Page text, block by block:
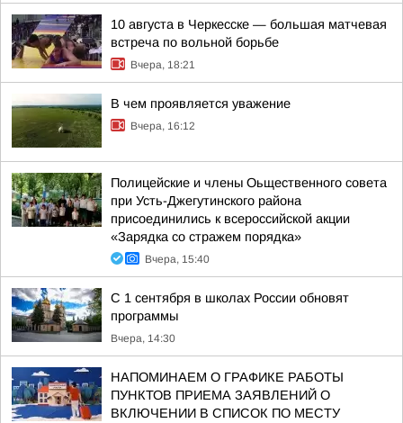
10 августа в Черкесске — большая матчевая
встреча по вольной борьбе
Вчера, 18:21
В чем проявляется уважение
Вчера, 16:12
Полицейские и члены Оьщественного совета
при Усть-Джегутинского района
присоединились к всероссийской акции
«Зарядка со стражем порядка»
Вчера, 15:40
С 1 сентября в школах России обновят
программы
Вчера, 14:30
НАПОМИНАЕМ О ГРАФИКЕ РАБОТЫ
ПУНКТОВ ПРИЕМА ЗАЯВЛЕНИЙ О
ВКЛЮЧЕНИИ В СПИСОК ПО МЕСТУ